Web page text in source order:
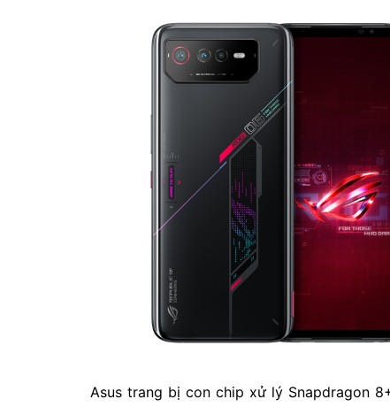
Asus trang bị con chip xử lý Snapdragon